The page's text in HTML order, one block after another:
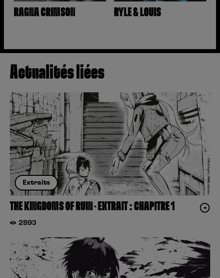
RAGNA CRIMSON RYLE & LOUIS
Actualités liées
Extraits
THE KINGDOMS OF RUIN – EXTRAIT : CHAPITRE 1
2893